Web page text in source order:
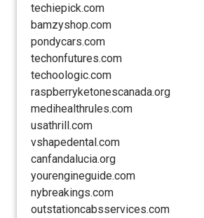
techiepick.com
bamzyshop.com
pondycars.com
techonfutures.com
techoologic.com
raspberryketonescanada.org
medihealthrules.com
usathrill.com
vshapedental.com
canfandalucia.org
yourengineguide.com
nybreakings.com
outstationcabsservices.com